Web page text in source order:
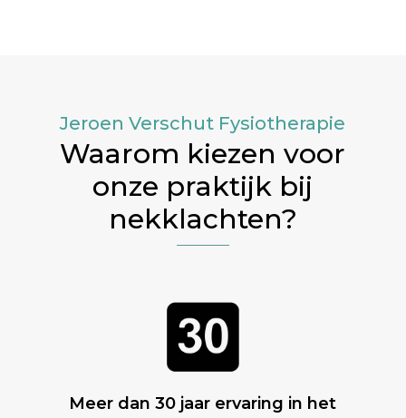
Jeroen Verschut Fysiotherapie
Waarom kiezen voor
onze praktijk bij
nekklachten?
Meer dan 30 jaar ervaring in het